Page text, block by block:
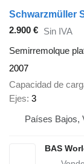
Schwarzmüller
2.900 € Sin IVA
Semirremolque
2007
Capacidad de
Ejes 3
Países Bajos,
BAS